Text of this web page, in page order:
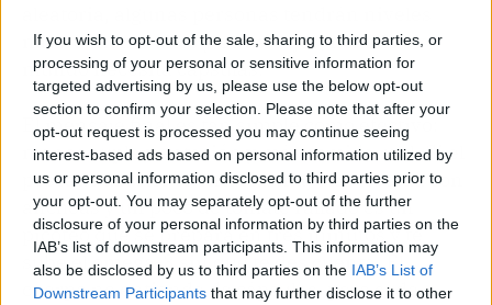
If you wish to opt-out of the sale, sharing to third parties, or
processing of your personal or sensitive information for
targeted advertising by us, please use the below opt-out
section to confirm your selection. Please note that after your
opt-out request is processed you may continue seeing
interest-based ads based on personal information utilized by
us or personal information disclosed to third parties prior to
your opt-out. You may separately opt-out of the further
disclosure of your personal information by third parties on the
IAB’s list of downstream participants. This information may
also be disclosed by us to third parties on the IAB’s List of
Downstream Participants that may further disclose it to other
naturalmente altos y otras bajos; no todo el
mundo necesita cápsulas.
El mensaje final es tan simple como efectivo:
menos suplementación y más comida real. Si el
pescado azul no te entusiasma, una tostada con
anchoas y un poco de tomate rallado es un
picoteo que se prepara en tres minutos y te
sube el omega-3 sin que te des cuenta. El
cuerpo no entiende de cápsulas, pero sí de